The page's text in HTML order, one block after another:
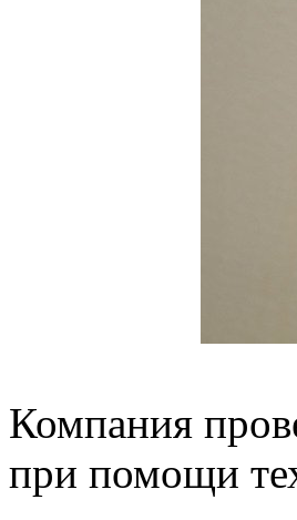
Компания
при помощи